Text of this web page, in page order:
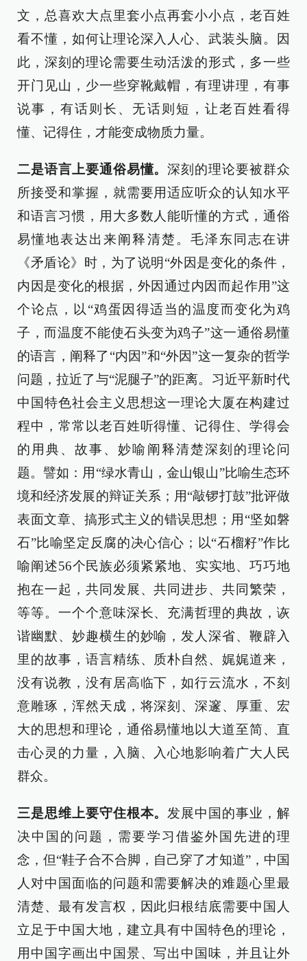
文，总喜欢大点里套小点再套小小点，老百姓
看不懂，如何让理论深入人心、武装头脑。因
此，深刻的理论需要生动活泼的形式，多一些
开门见山，少一些穿靴戴帽，有理讲理，有事
说事，有话则长、无话则短，让老百姓看得
懂、记得住，才能变成物质力量。
二是语言上要通俗易懂。深刻的理论要被群众
所接受和掌握，就需要用适应听众的认知水平
和语言习惯，用大多数人能听懂的方式，通俗
易懂地表达出来阐释清楚。毛泽东同志在讲
《矛盾论》时，为了说明“外因是变化的条件，
内因是变化的根据，外因通过内因而起作用”这
个论点，以“鸡蛋因得适当的温度而变化为鸡
子，而温度不能使石头变为鸡子”这一通俗易懂
的语言，阐释了“内因”和“外因”这一复杂的哲学
问题，拉近了与“泥腿子”的距离。习近平新时代
中国特色社会主义思想这一理论大厦在构建过
程中，常常以老百姓听得懂、记得住、学得会
的用典、故事、妙喻阐释清楚深刻的理论问
题。譬如：用“绿水青山，金山银山”比喻生态环
境和经济发展的辩证关系；用“敲锣打鼓”批评做
表面文章、搞形式主义的错误思想；用“坚如磐
石”比喻坚定反腐的决心信心；以“石榴籽”作比
喻阐述56个民族必须紧紧地、实实地、巧巧地
抱在一起，共同发展、共同进步、共同繁荣，
等等。一个个意味深长、充满哲理的典故，诙
谐幽默、妙趣横生的妙喻，发人深省、鞭辟入
里的故事，语言精练、质朴自然、娓娓道来，
没有说教，没有居高临下，如行云流水，不刻
意雕琢，浑然天成，将深刻、深邃、厚重、宏
大的思想和理论，通俗易懂地以大道至简、直
击心灵的力量，入脑、入心地影响着广大人民
群众。
三是思维上要守住根本。 发展中国的事业，解
决中国的问题，需要学习借鉴外国先进的理
念，但“鞋子合不合脚，自己穿了才知道”，中国
人对中国面临的问题和需要解决的难题心里最
清楚、最有发言权，因此归根结底需要中国人
立足于中国大地，建立具有中国特色的理论，
用中国字画出中国景、写出中国味，并且让外